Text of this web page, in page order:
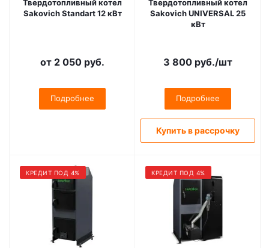
Твердотопливный котел
Sakovich Standart 12 кВт
от 2 050 руб.
Подробнее
Твердотопливный котел
Sakovich UNIVERSAL 25
кВт
3 800 руб./шт
Подробнее
Купить в рассрочку
КРЕДИТ ПОД 4% КРЕДИТ ПОД 4%